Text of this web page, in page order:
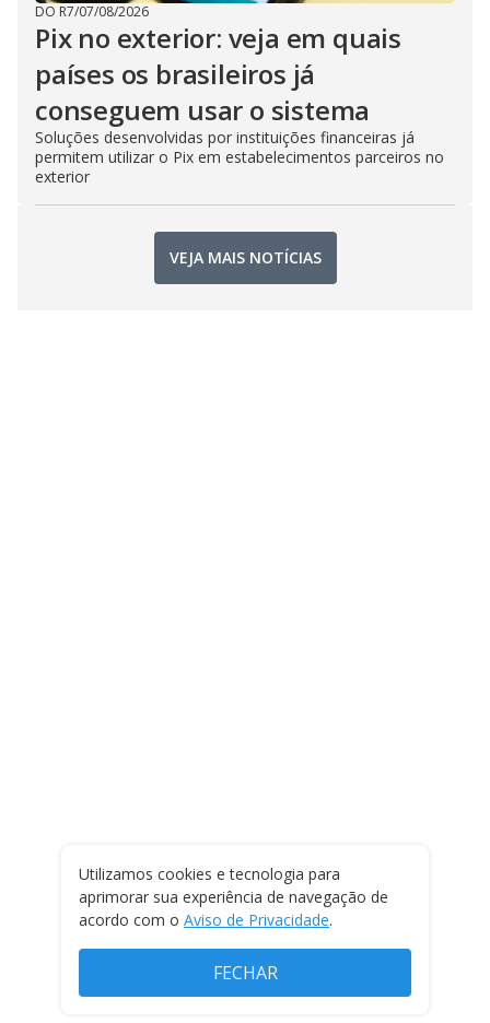
DO R7/07/08/2026
Pix no exterior: veja em quais
países os brasileiros já
conseguem usar o sistema
Soluções desenvolvidas por instituições financeiras já
permitem utilizar o Pix em estabelecimentos parceiros no
exterior
VEJA MAIS NOTÍCIAS
Utilizamos cookies e tecnologia para
aprimorar sua experiência de navegação de
acordo com o Aviso de Privacidade.
FECHAR